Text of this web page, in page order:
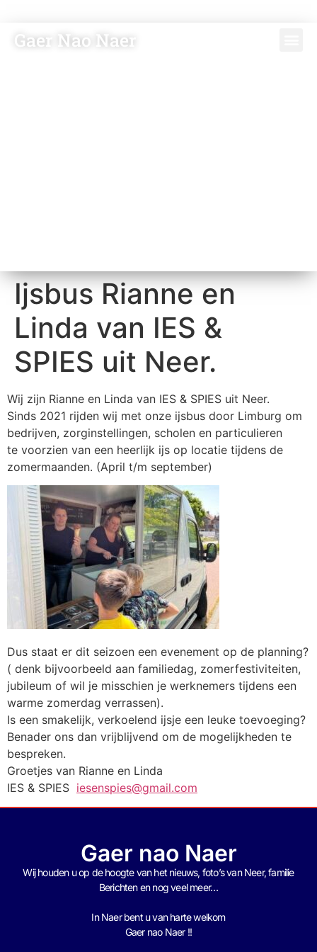
Gaer Nao Naer
Ijsbus Rianne en
Linda van IES &
SPIES uit Neer.
Wij zijn Rianne en Linda van IES & SPIES uit Neer.
Sinds 2021 rijden wij met onze ijsbus door Limburg om
bedrijven, zorginstellingen, scholen en particulieren
te voorzien van een heerlijk ijs op locatie tijdens de
zomermaanden. (April t/m september)
Dus staat er dit seizoen een evenement op de planning?
( denk bijvoorbeeld aan familiedag, zomerfestiviteiten,
jubileum of wil je misschien je werknemers tijdens een
warme zomerdag verrassen).
Is een smakelijk, verkoelend ijsje een leuke toevoeging?
Benader ons dan vrijblijvend om de mogelijkheden te
bespreken.
Groetjes van Rianne en Linda
IES & SPIES iesenspies@gmail.com
Gaer nao Naer
Wij houden u op de hoogte van het nieuws, foto’s van Neer, familie
Berichten en nog veel meer…
In Naer bent u van harte welkom
Gaer nao Naer !!